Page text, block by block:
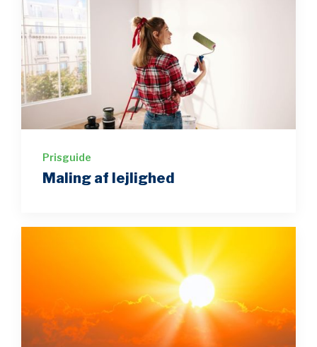
Prisguide
Maling af lejlighed